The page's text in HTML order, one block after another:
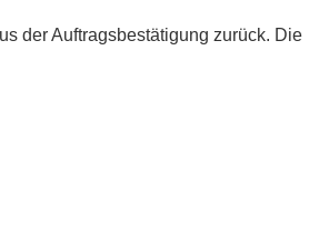
der Auftragsbestätigung zurück. Die